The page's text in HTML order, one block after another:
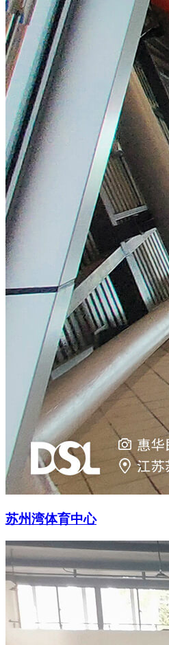
苏州湾体育中心